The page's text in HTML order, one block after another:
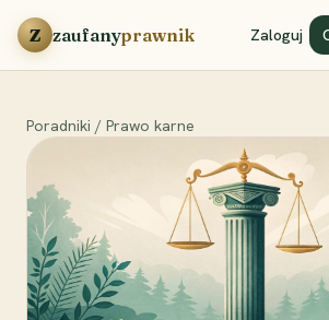
Przejdź do treści
Z zaufanyprawnik Zaloguj
Poradniki / Prawo karne